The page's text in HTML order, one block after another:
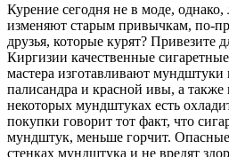
Курение сегодня не в моде,
изменяют старым привычкам, по-
друзья, которые курят? Привезите
Киргизии качественные
мастера изготавливают
палисандра и красной ивы, а также
некоторых мундштуках есть
покупки говорит тот факт, что
мундштук, меньше горчит.
стенках мундштука и не вредят